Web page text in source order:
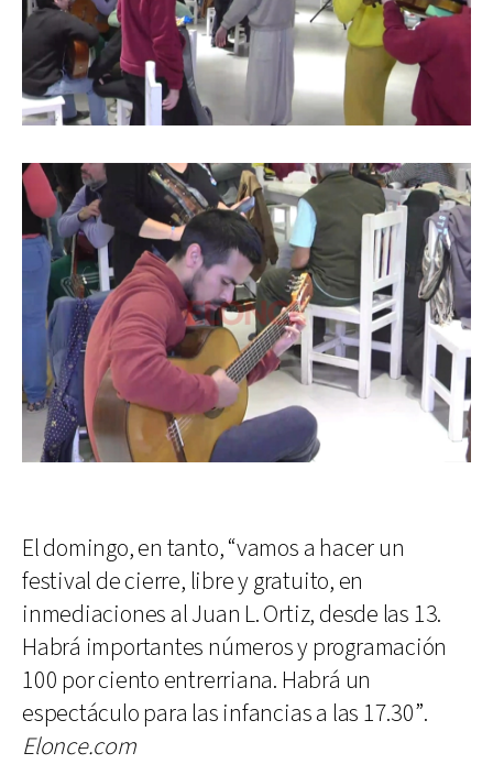
El domingo, en tanto, “vamos a hacer un
festival de cierre, libre y gratuito, en
inmediaciones al Juan L. Ortiz, desde las 13.
Habrá importantes números y programación
100 por ciento entrerriana. Habrá un
espectáculo para las infancias a las 17.30”.
Elonce.com